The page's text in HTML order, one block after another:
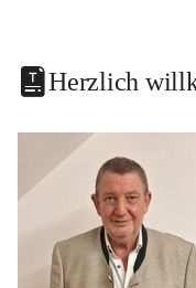
Herzlich